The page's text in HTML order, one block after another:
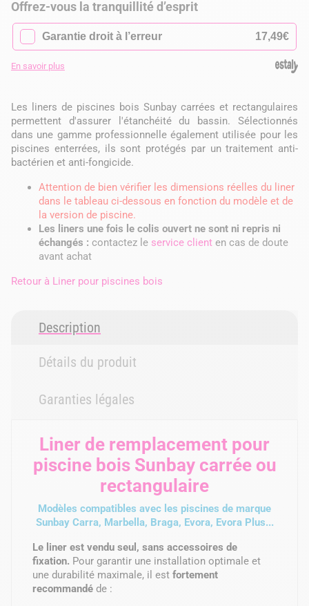
Offrez-vous la tranquillité d’esprit
✓ Garantie droit à l’erreur 17,49€
En savoir plus
Les liners de piscines bois Sunbay carrées et rectangulaires
permettent d'assurer l'étanchéité du bassin. Sélectionnés
dans une gamme professionnelle également utilisée pour les
piscines enterrées, ils sont protégés par un traitement anti-
bactérien et anti-fongicide.
Attention de bien vérifier les dimensions réelles du liner
dans le tableau ci-dessous en fonction du modèle et de
la version de piscine.
Les liners une fois le colis ouvert ne sont ni repris ni
échangés : contactez le service client en cas de doute
avant achat
Retour à Liner pour piscines bois
Description
Détails du produit
Garanties légales
Liner de remplacement pour
piscine bois Sunbay carrée ou
rectangulaire
Modèles compatibles avec les piscines de marque
Sunbay Carra, Marbella, Braga, Evora, Evora Plus...
Le liner est vendu seul, sans accessoires de
fixation. Pour garantir une installation optimale et
une durabilité maximale, il est fortement
recommandé de :